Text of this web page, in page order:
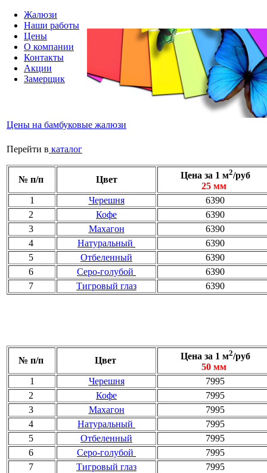
Жалюзи
Наши работы
Цены
О компании
Контакты
Акции
Замерщик
Цены на бамбуковые жалюзи
Перейти в каталог
№ п/п Цвет Цена за 1 м2/руб
25 мм
1
Черешня
6390
2
Кофе
6390
3
Махагон
6390
4
Натуральный
6390
5
Отбеленный
6390
6
Серо-голубой
6390
7
Тигровый глаз 6390
№ п/п Цвет Цена за 1 м2/руб
50 мм
1
Черешня
7995
2
Кофе
7995
3
Махагон
7995
4
Натуральный
7995
5
Отбеленный
7995
6
Серо-голубой
7995
7
Тигровый глаз 7995